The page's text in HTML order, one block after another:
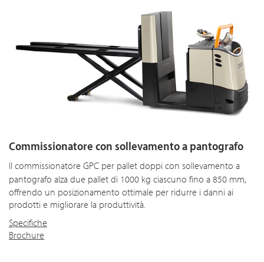
Commissionatore con sollevamento a pantografo
Il commissionatore GPC per pallet doppi con sollevamento a
pantografo alza due pallet di 1000 kg ciascuno fino a 850 mm,
offrendo un posizionamento ottimale per ridurre i danni ai
prodotti e migliorare la produttività.
Specifiche
Brochure